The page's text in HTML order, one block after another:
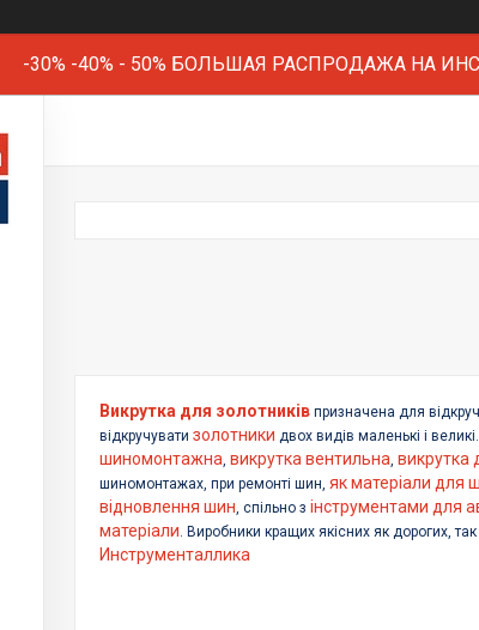
-30% -40% - 50% БОЛЬШАЯ РАСПРОДАЖА НА
Викрутка для золотників призначена для
відкручувати золотники двох видів маленькі і великі.
шиномонтажна, викрутка вентильна, викрутка
шиномонтажах, при ремонті шин, як матеріали для
відновлення шин, спільно з інструментами для
матеріали. Виробники кращих якісних як дорогих,
Инструменталлика